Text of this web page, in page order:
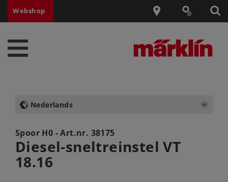
Webshop
Nederlands
Spoor H0 - Art.nr. 38175
Diesel-sneltreinstel VT
18.16